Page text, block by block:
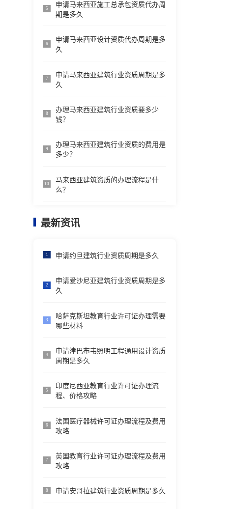
5
申请马来西亚施工总承包资质代办周
期是多久
6
申请马来西亚设计资质代办周期是多
久
7
申请马来西亚建筑行业资质周期是多
久
8
办理马来西亚建筑行业资质要多少
钱？
9
办理马来西亚建筑行业资质的费用是
多少？
10
马来西亚建筑资质的办理流程是什
么？
最新资讯
1 申请约旦建筑行业资质周期是多久
2
申请爱沙尼亚建筑行业资质周期是多
久
3
哈萨克斯坦教育行业许可证办理需要
哪些材料
4
申请津巴布韦照明工程通用设计资质
周期是多久
5
印度尼西亚教育行业许可证办理流
程、价格攻略
6
法国医疗器械许可证办理流程及费用
攻略
7
英国教育行业许可证办理流程及费用
攻略
8 申请安哥拉建筑行业资质周期是多久